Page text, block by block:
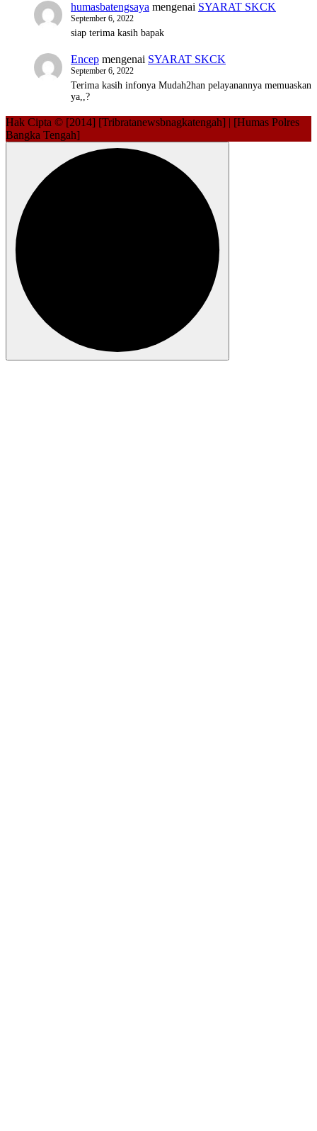
humasbatengsaya mengenai SYARAT SKCK
September 6, 2022
siap terima kasih bapak
Encep mengenai SYARAT SKCK
September 6, 2022
Terima kasih infonya Mudah2han pelayanannya memuaskan
ya,,?
Hak Cipta © [2014] [Tribratanewsbnagkatengah] | [Humas Polres
Bangka Tengah]